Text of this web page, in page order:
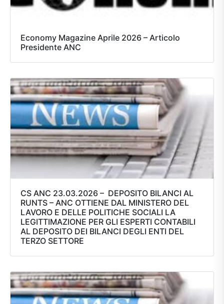
Economy Magazine Aprile 2026 – Articolo
Presidente ANC
CS ANC 23.03.2026 – DEPOSITO BILANCI AL
RUNTS – ANC OTTIENE DAL MINISTERO DEL
LAVORO E DELLE POLITICHE SOCIALI LA
LEGITTIMAZIONE PER GLI ESPERTI CONTABILI
AL DEPOSITO DEI BILANCI DEGLI ENTI DEL
TERZO SETTORE